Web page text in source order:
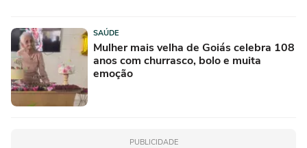
SAÚDE
Mulher mais velha de Goiás celebra 108
anos com churrasco, bolo e muita
emoção
PUBLICIDADE